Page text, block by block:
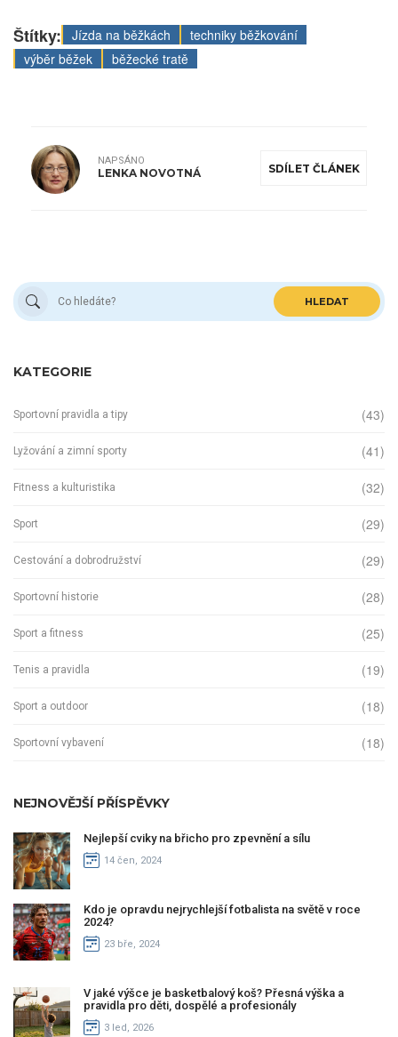
Štítky: Jízda na běžkách
techniky běžkování
výběr běžek
běžecké tratě
SDÍLET ČLÁNEK
NAPSÁNO
LENKA NOVOTNÁ
HLEDAT
KATEGORIE
Sportovní pravidla a tipy (43)
Lyžování a zimní sporty (41)
Fitness a kulturistika (32)
Sport (29)
Cestování a dobrodružství (29)
Sportovní historie (28)
Sport a fitness (25)
Tenis a pravidla (19)
Sport a outdoor (18)
Sportovní vybavení (18)
NEJNOVĚJŠÍ PŘÍSPĚVKY
Nejlepší cviky na břicho pro zpevnění a sílu
14 čen, 2024
Kdo je opravdu nejrychlejší fotbalista na světě v roce
2024?
23 bře, 2024
V jaké výšce je basketbalový koš? Přesná výška a
pravidla pro děti, dospělé a profesionály
3 led, 2026